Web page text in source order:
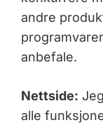
andre
anbefale.
Nettside:
alle